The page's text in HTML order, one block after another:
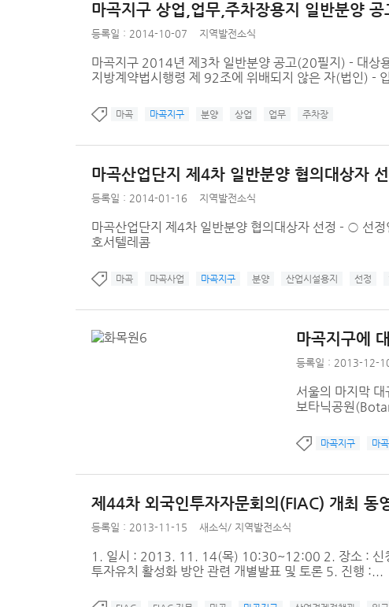
마곡지구 상업,업무,주차장용지 일반분양
등록일 : 2014-10-07 지역발전소식
마곡지구 2014년 제3차 일반분양 공고(20필지) - 대
지방계약법시행령 제 92조에 위배되지 않은 자(법인) -
마곡 마곡지구 분양 상업 업무 주차장
마곡산업단지 제4차 일반분양 협의대상자
등록일 : 2014-01-16 지역발전소식
마곡산업단지 제4차 일반분양 협의대상자 선정 - ○ 선
호서텔레콤
마곡 마곡사업 마곡지구 분양 산업시설용지 선정
마곡지구에
등록일 : 2013-12-
서울의 마지막
보타닉공원
마곡지구 마
제44차 외국인투자자문회의(FIAC) 개최 동
등록일 : 2013-11-15 새소식/ 지역발전소식
1. 일시 : 2013. 11. 14(목) 10:30~12:00 2. 장소 : 신
투자유치 활성화 방안 관련 개별발표 및 토론 5. 진행 :...